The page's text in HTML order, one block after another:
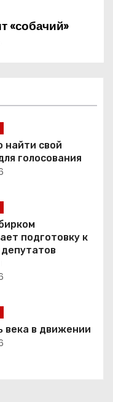
«собачий»
найти свой
голосования
подготовку к
века в движении